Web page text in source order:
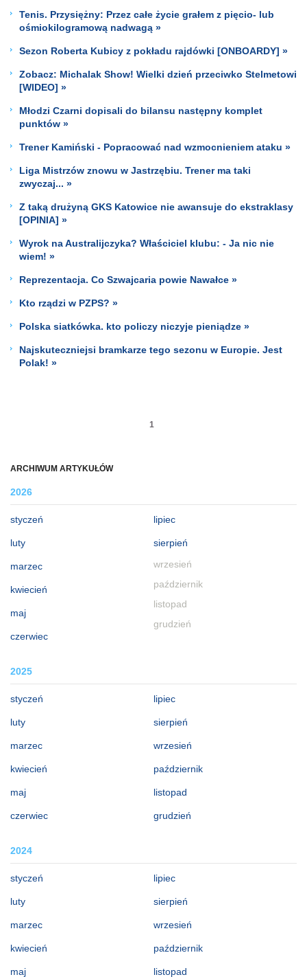
ARCHIWUM ARTYKUŁÓW
2026
styczeń
luty
marzec
kwiecień
maj
czerwiec
lipiec
sierpień
wrzesień
październik
listopad
grudzień
2025
styczeń
luty
marzec
kwiecień
maj
czerwiec
lipiec
sierpień
wrzesień
październik
listopad
grudzień
2024
styczeń
luty
marzec
kwiecień
maj
lipiec
sierpień
wrzesień
październik
listopad
Tenis. Przysiężny: Przez całe życie grałem z pięcio- lub
ośmiokilogramową nadwagą »
Sezon Roberta Kubicy z pokładu rajdówki [ONBOARDY] »
Zobacz: Michalak Show! Wielki dzień przeciwko Stelmetowi
[WIDEO] »
Młodzi Czarni dopisali do bilansu następny komplet
punktów »
Trener Kamiński - Popracować nad wzmocnieniem ataku »
Liga Mistrzów znowu w Jastrzębiu. Trener ma taki
zwyczaj... »
Z taką drużyną GKS Katowice nie awansuje do ekstraklasy
[OPINIA] »
Wyrok na Australijczyka? Właściciel klubu: - Ja nic nie
wiem! »
Reprezentacja. Co Szwajcaria powie Nawałce »
Kto rządzi w PZPS? »
Polska siatkówka. kto policzy niczyje pieniądze »
Najskuteczniejsi bramkarze tego sezonu w Europie. Jest
Polak! »
1